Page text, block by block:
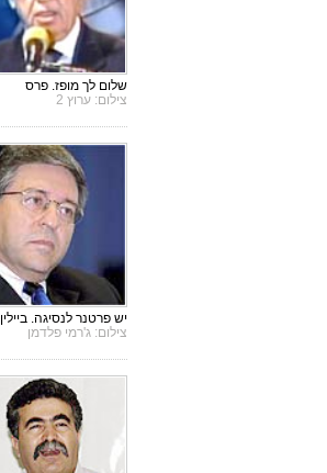
שלום לך מופז. פרס
צילום: ערוץ 2
יש פרטנר לנסיגה. ביילין
צילום: ג'רמי פלדמן